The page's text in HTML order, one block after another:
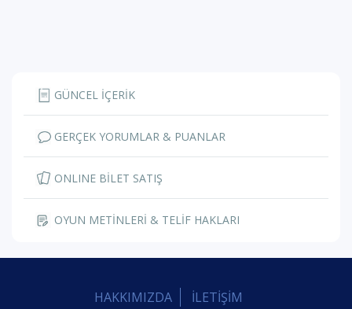
GÜNCEL İÇERİK
GERÇEK YORUMLAR & PUANLAR
ONLINE BİLET SATIŞ
OYUN METİNLERİ & TELİF HAKLARI
HAKKIMIZDA İLETİŞİM